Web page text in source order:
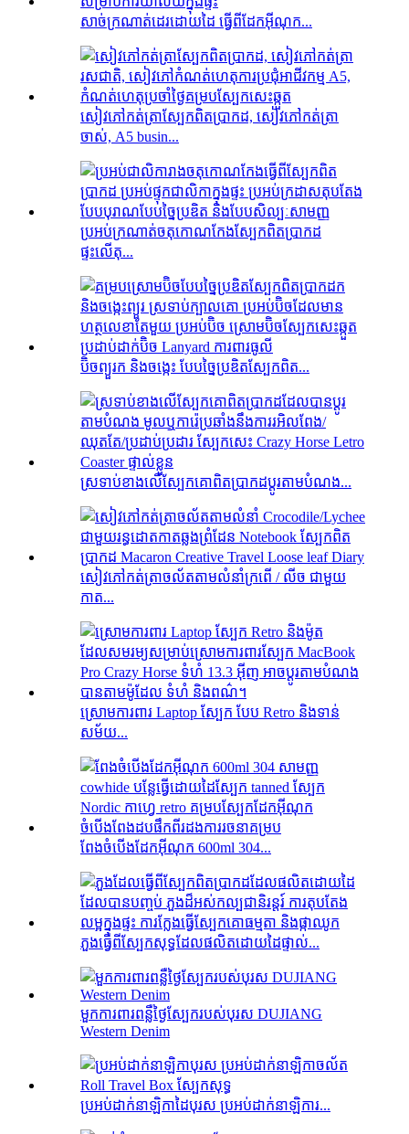
សាច់ក្រណាត់ដេរដោយដៃ ធ្វើពីដែកអ៊ីណុក...
សៀវភៅកត់ត្រាស្បែកពិតប្រាកដ, សៀវភៅកត់ត្រា
ចាស់, A5 busin...
ប្រអប់ក្រណាត់ចតុកោណកែងស្បែកពិតប្រាកដ
ផ្ទះលើតុ...
ប៊ិចព្យួរក និងចង្កេះ បែបច្នៃប្រឌិតស្បែកពិត...
ស្រទាប់ខាងលើស្បែកគោពិតប្រាកដប្ដូរតាមបំណង...
សៀវភៅ​កត់ត្រា​ចល័ត​តាម​លំនាំ​ក្រពើ / លីច ជាមួយ​
កាត...
ស្រោមការពារ Laptop ស្បែក បែប Retro និងទាន់
សម័យ...
ពែងចំបើងដែកអ៊ីណុក 600ml 304...
ភួងធ្វើពីស្បែកសុទ្ធដែលផលិតដោយដៃផ្ទាល់...
មួកការពារពន្លឺថ្ងៃស្បែករបស់បុរស DUJIANG
Western Denim
ប្រអប់ដាក់នាឡិកាដៃបុរស ប្រអប់ដាក់នាឡិការ...